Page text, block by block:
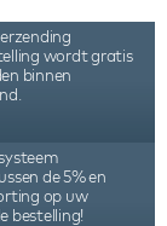
wordt gratis
binnen
de 5% en
op uw
bestelling!